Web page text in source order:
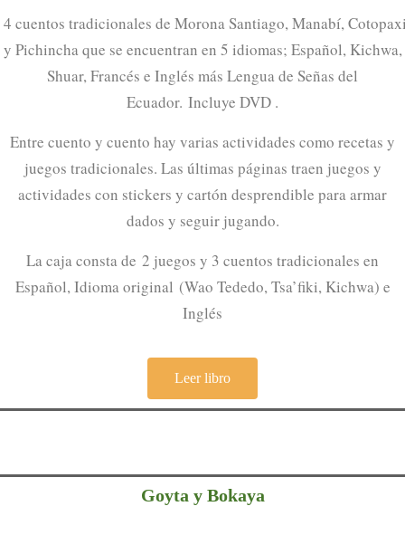
cuentos tradicionales de Morona Santiago, Manabí,
y Pichincha que se encuentran en 5 idiomas; Español, Kichwa,
Shuar, Francés e Inglés más Lengua de Señas del
Ecuador. Incluye DVD .
Entre cuento y cuento hay varias actividades como recetas y
juegos tradicionales. Las últimas páginas traen juegos y
actividades con stickers y cartón desprendible para armar
dados y seguir jugando.
La caja consta de 2 juegos y 3 cuentos tradicionales en
Español, Idioma original (Wao Tededo, Tsa’fiki, Kichwa) e
Inglés
Leer libro
Goyta y Bokaya